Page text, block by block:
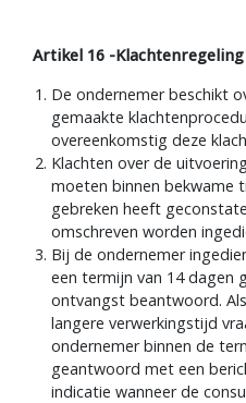
Artikel 16 -Klachtenregeling
De ondernemer beschikt
gemaakte
overeenkomstig deze
Klachten over de
moeten binnen bekwame
gebreken heeft
omschreven worden
Bij de ondernemer
een termijn van 14 dagen
ontvangst beantwoord.
langere verwerkingstijd
ondernemer binnen de
geantwoord met een